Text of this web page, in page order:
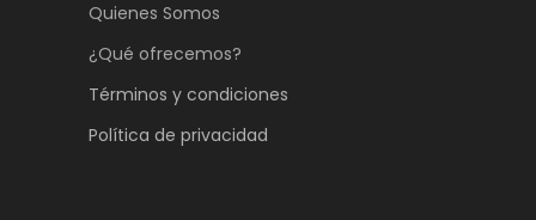
Quienes Somos
¿Qué ofrecemos?
Términos y condiciones
Política de privacidad